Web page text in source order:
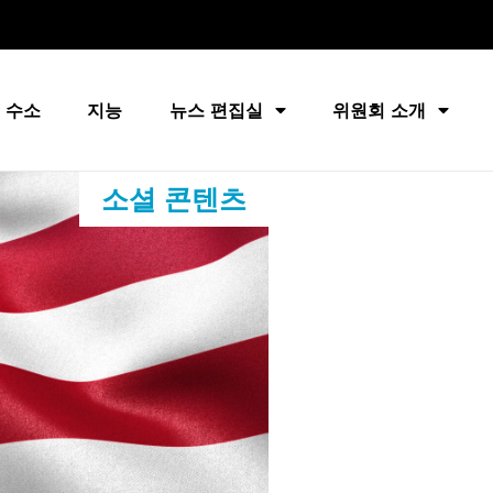
수소 지능 뉴스 편집실 위원회 소개
소셜 콘텐츠